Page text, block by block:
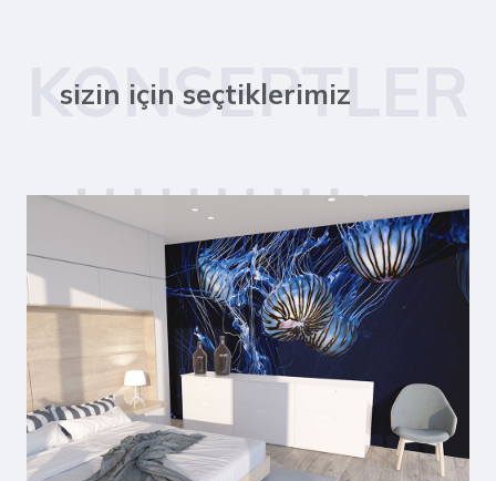
KONSEPTLER
sizin için seçtiklerimiz